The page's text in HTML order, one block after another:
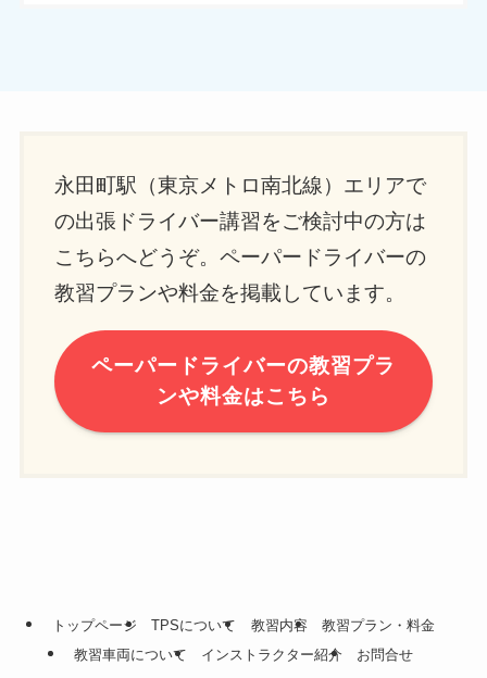
永田町駅（東京メトロ南北線）エリアで
の出張ドライバー講習をご検討中の方は
こちらへどうぞ。ペーパードライバーの
教習プランや料金を掲載しています。
ペーパードライバーの教習プラ
ンや料金はこちら
トップページ TPSについて 教習内容
教習プラン・料金
教習車両について
インストラクター紹介 お問合せ